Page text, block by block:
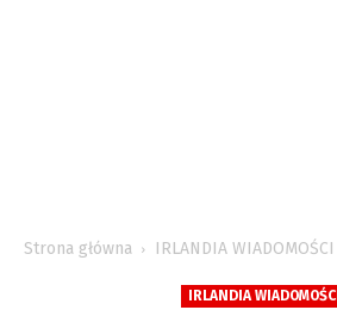
Strona główna IRLANDIA WIADOMOŚCI
IRLANDIA WIADOMOŚCI